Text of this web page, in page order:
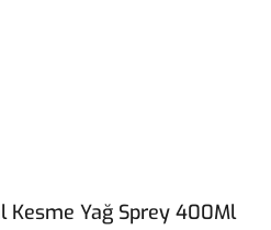
Kesme Yağ Sprey 400Ml